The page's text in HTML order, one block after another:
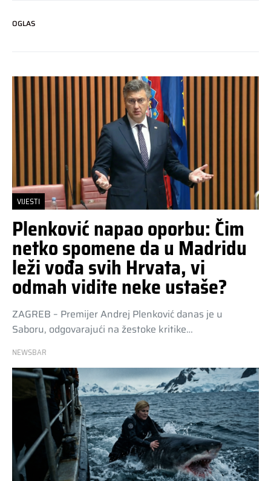
OGLAS
VIJESTI
Plenković napao oporbu: Čim
netko spomene da u Madridu
leži vođa svih Hrvata, vi
odmah vidite neke ustaše?
ZAGREB – Premijer Andrej Plenković danas je u
Saboru, odgovarajući na žestoke kritike…
NEWSBAR